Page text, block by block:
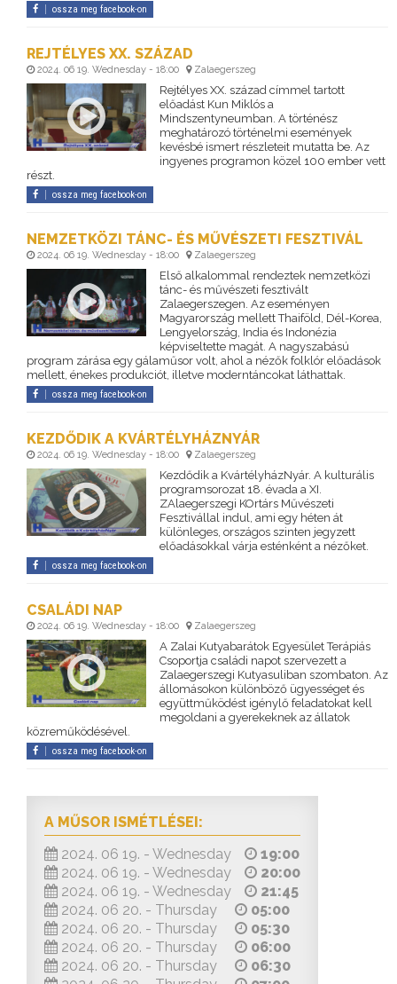
ossza meg facebook-on
REJTÉLYES XX. SZÁZAD
2024. 06 19. Wednesday - 18:00 Zalaegerszeg
Rejtélyes XX. század címmel tartott
előadást Kun Miklós a
Mindszentyneumban. A történész
meghatározó történelmi események
kevésbé ismert részleteit mutatta be. Az
ingyenes programon közel 100 ember vett
részt.
ossza meg facebook-on
NEMZETKÖZI TÁNC- ÉS MŰVÉSZETI FESZTIVÁL
2024. 06 19. Wednesday - 18:00 Zalaegerszeg
Első alkalommal rendeztek nemzetközi
tánc- és művészeti fesztivált
Zalaegerszegen. Az eseményen
Magyarország mellett Thaiföld, Dél-Korea,
Lengyelország, India és Indonézia
képviseltette magát. A nagyszabású
program zárása egy gálaműsor volt, ahol a nézők folklór előadások
mellett, énekes produkciót, illetve moderntáncokat láthattak.
ossza meg facebook-on
KEZDŐDIK A KVÁRTÉLYHÁZNYÁR
2024. 06 19. Wednesday - 18:00 Zalaegerszeg
Kezdődik a KvártélyházNyár. A kulturális
programsorozat 18. évada a XI.
ZAlaegerszegi KOrtárs Művészeti
Fesztivállal indul, ami egy héten át
különleges, országos szinten jegyzett
előadásokkal várja esténként a nézőket.
ossza meg facebook-on
CSALÁDI NAP
2024. 06 19. Wednesday - 18:00 Zalaegerszeg
A Zalai Kutyabarátok Egyesület Terápiás
Csoportja családi napot szervezett a
Zalaegerszegi Kutyasuliban szombaton. Az
állomásokon különböző ügyességet és
együttműködést igénylő feladatokat kell
megoldani a gyerekeknek az állatok
közreműködésével.
ossza meg facebook-on
A MŰSOR ISMÉTLÉSEI:
2024. 06 19. - Wednesday
19:00
2024. 06 19. - Wednesday
20:00
2024. 06 19. - Wednesday
21:45
2024. 06 20. - Thursday
05:00
2024. 06 20. - Thursday
05:30
2024. 06 20. - Thursday
06:00
2024. 06 20. - Thursday
06:30